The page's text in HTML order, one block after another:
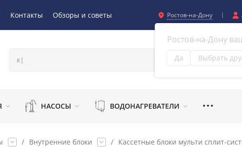
Контакты Обзоры и советы Ростов-на-Дону
Ростов-на-Дону
Да Выбрать
НАСОСЫ ВОДОНАГРЕВАТЕЛИ
/ Внутренние блоки / Кассетные блоки мульти сплит-